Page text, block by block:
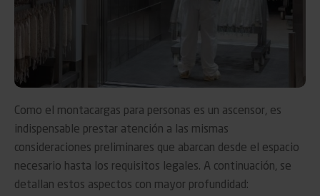
Como el montacargas para personas es un ascensor, es
indispensable prestar atención a las mismas
consideraciones preliminares que abarcan desde el espacio
necesario hasta los requisitos legales. A continuación, se
detallan estos aspectos con mayor profundidad: